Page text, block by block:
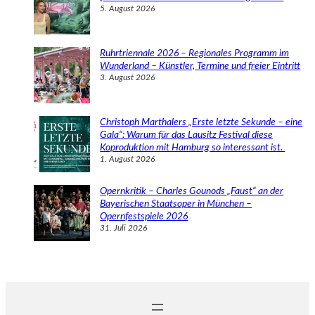
5. August 2026
Ruhrtriennale 2026 – Regionales Programm im
Wunderland – Künstler, Termine und freier Eintritt
3. August 2026
Christoph Marthalers „Erste letzte Sekunde – eine
Gala“: Warum für das Lausitz Festival diese
Koproduktion mit Hamburg so interessant ist.
1. August 2026
Opernkritik – Charles Gounods „Faust“ an der
Bayerischen Staatsoper in München –
Opernfestspiele 2026
31. Juli 2026